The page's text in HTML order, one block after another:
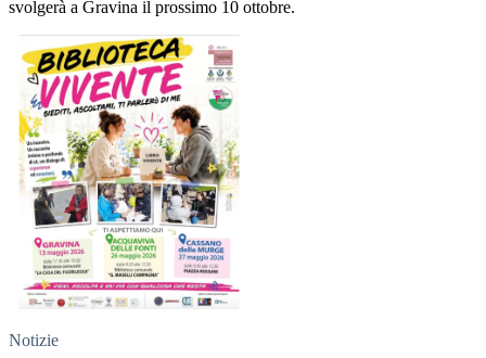
svolgerà a Gravina il prossimo 10 ottobre.
Notizie